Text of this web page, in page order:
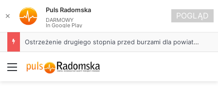
Ostrzeżenie drugiego stopnia przed burzami dla powiatu radomszczańskiego
Menu
✕
Puls Radomska
DARMOWY
In Google Play
POGLĄD